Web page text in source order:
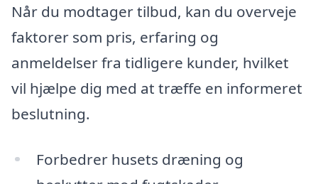
Når du modtager tilbud, kan du overveje
faktorer som pris, erfaring og
anmeldelser fra tidligere kunder, hvilket
vil hjælpe dig med at træffe en informeret
beslutning.
Forbedrer husets dræning og